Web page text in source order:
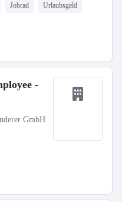
Jobrad Urlaubsgeld
-
GmbH